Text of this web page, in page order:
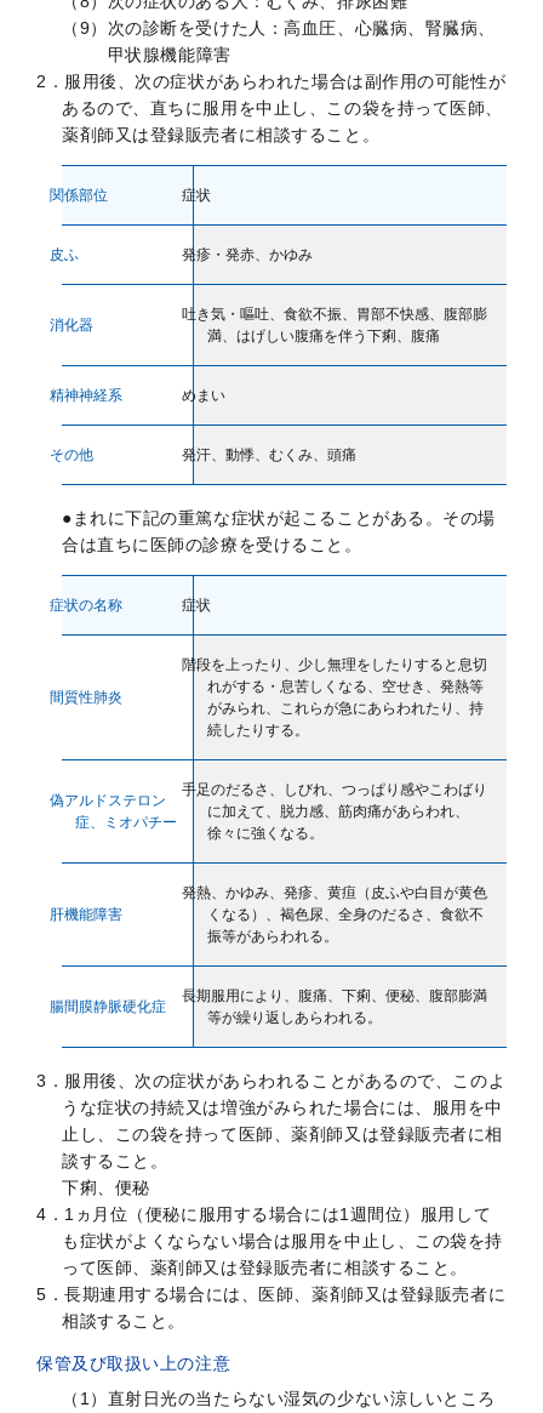
内容を確認しました
キャンセル
商品を買い物かごに入れる
ロート製薬オンライン 相談窓口
0120-733-610
[受付時間／月～金：10時～16時（土・日・祝、および夏季休業日と年末年始
お問い合わせフォーム
（9）次の診断を受けた人：高血圧、心臓病、腎臓病、
甲状腺機能障害
2．服用後、次の症状があらわれた場合は副作用の可能性が
あるので、直ちに服用を中止し、この袋を持って医師、
薬剤師又は登録販売者に相談すること。
関係部位 症状
皮ふ 発疹・発赤、かゆみ
消化器
吐き気・嘔吐、食欲不振、胃部不快感、腹部膨
満、はげしい腹痛を伴う下痢、腹痛
精神神経系 めまい
その他 発汗、動悸、むくみ、頭痛
●まれに下記の重篤な症状が起こることがある。その場
合は直ちに医師の診療を受けること。
症状の名称 症状
間質性肺炎
階段を上ったり、少し無理をしたりすると息切
れがする・息苦しくなる、空せき、発熱等
がみられ、これらが急にあらわれたり、持
続したりする。
偽アルドステロン
症、
ミオパチー
手足のだるさ、しびれ、つっぱり感やこわばり
に加えて、脱力感、筋肉痛があらわれ、
徐々に強くなる。
肝機能障害
発熱、かゆみ、発疹、黄疸（皮ふや白目が黄色
くなる）、褐色尿、全身のだるさ、食欲不
振等があらわれる。
腸間膜静脈硬化症
長期服用により、腹痛、下痢、便秘、腹部膨満
等が繰り返しあらわれる。
3．服用後、次の症状があらわれることがあるので、このよ
うな症状の持続又は増強がみられた場合には、服用を中
止し、この袋を持って医師、薬剤師又は登録販売者に相
談すること。
下痢、便秘
4．1ヵ月位（便秘に服用する場合には1週間位）服用して
も症状がよくならない場合は服用を中止し、この袋を持
って医師、薬剤師又は登録販売者に相談すること。
5．長期連用する場合には、医師、薬剤師又は登録販売者に
相談すること。
保管及び取扱い上の注意
（1）直射日光の当たらない湿気の少ない涼しいところ